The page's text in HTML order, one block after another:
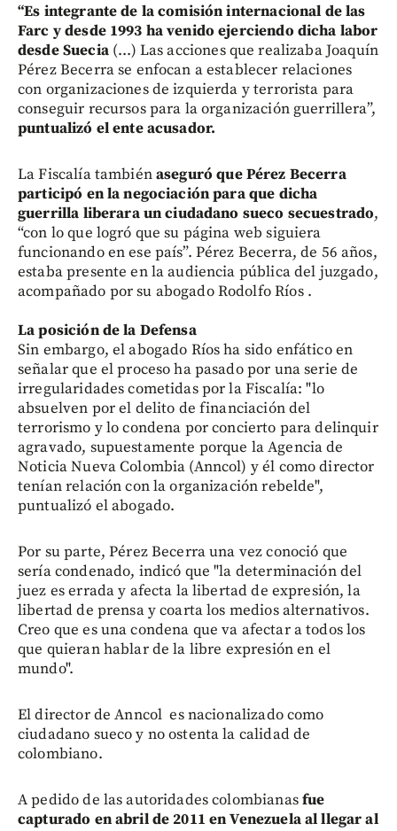
“Es integrante de la comisión internacional de las
Farc y desde 1993 ha venido ejerciendo dicha labor
desde Suecia(...) Las acciones que realizaba Joaquín
Pérez Becerra se enfocan a establecer relaciones
con organizaciones de izquierda y terrorista para
conseguir recursos para la organización guerrillera”,
puntualizó el ente acusador.
La Fiscalía tambiénaseguró que Pérez Becerra
participó en la negociación para que dicha
guerrilla liberara un ciudadano sueco secuestrado,
“con lo que logró que su página web siguiera
funcionando en ese país”. Pérez Becerra, de 56 años,
estaba presente en la audiencia pública del juzgado,
acompañado por su abogado Rodolfo Ríos .
La posición de la Defensa
Sin embargo, el abogado Ríos ha sido enfático en
señalar que el proceso ha pasado por una serie de
irregularidades cometidas por la Fiscalía: "lo
absuelven por el delito de financiación del
terrorismo y lo condena por concierto para delinquir
agravado, supuestamente porque la Agencia de
Noticia Nueva Colombia (Anncol) y él como director
tenían relación con la organización rebelde",
puntualizó el abogado.
Por su parte, Pérez Becerra una vez conoció que
sería condenado, indicó que "la determinación del
juez es errada y afecta la libertad de expresión, la
libertad de prensa y coarta los medios alternativos.
Creo que es una condena que va afectar a todos los
que quieran hablar de la libre expresión en el
mundo".
El director de Anncol es nacionalizado como
ciudadano sueco y no ostenta la calidad de
colombiano.
A pedido de las autoridades colombianasfue
capturado en abril de 2011 en Venezuela al llegar al